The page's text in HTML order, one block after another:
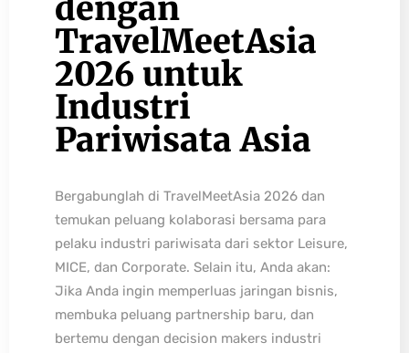
dengan
TravelMeetAsia
2026 untuk
Industri
Pariwisata Asia
Bergabunglah di TravelMeetAsia 2026 dan
temukan peluang kolaborasi bersama para
pelaku industri pariwisata dari sektor Leisure,
MICE, dan Corporate. Selain itu, Anda akan:
Jika Anda ingin memperluas jaringan bisnis,
membuka peluang partnership baru, dan
bertemu dengan decision makers industri